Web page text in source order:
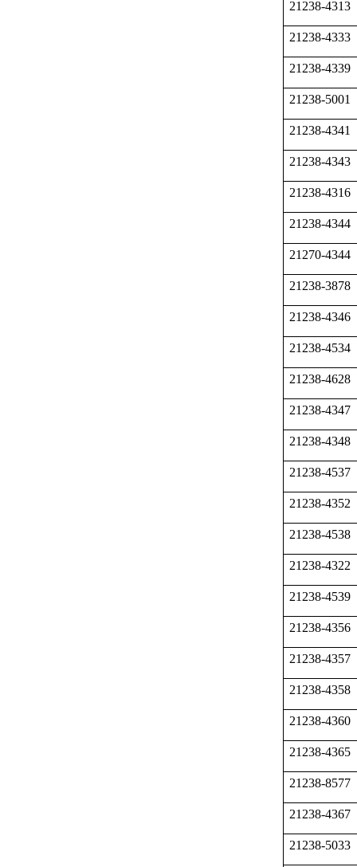
21238-4313
21238-4333
21238-4339
21238-5001
21238-4341
21238-4343
21238-4316
21238-4344
21270-4344
21238-3878
21238-4346
21238-4534
21238-4628
21238-4347
21238-4348
21238-4537
21238-4352
21238-4538
21238-4322
21238-4539
21238-4356
21238-4357
21238-4358
21238-4360
21238-4365
21238-8577
21238-4367
21238-5033